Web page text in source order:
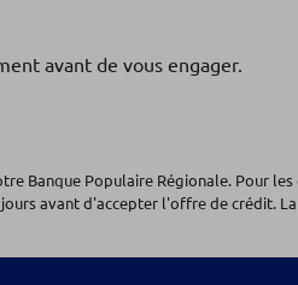
avant de vous engager.
Banque Populaire Régionale. Pour
avant d'accepter l'offre de crédit.